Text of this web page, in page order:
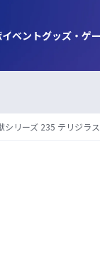
イベントグッズ・ ゲ
シリーズ 235 テリジラス